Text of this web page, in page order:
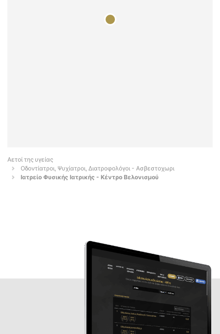
Αετοί της υγείας
Οδοντίατροι, Ψυχίατροι, Διατροφολόγοι - Ασβεστοχωρι
Ιατρείο Φυσικής Ιατρικής - Κέντρο Βελονισμού